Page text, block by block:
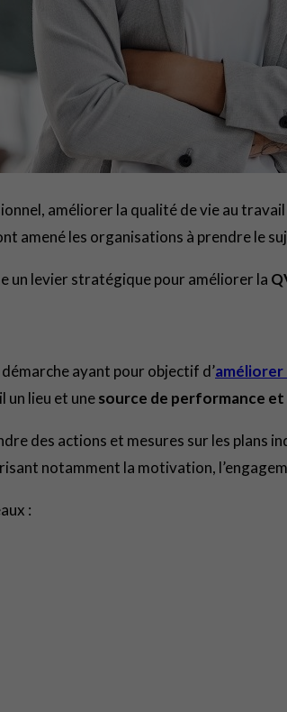
améliorer la qualité de vie au
amené les organisations à prendre le
un levier stratégique pour améliorer la
ayant pour objectif d’
un lieu et unesource de performance et
des actions et mesures sur les plans
notamment la motivation,
: